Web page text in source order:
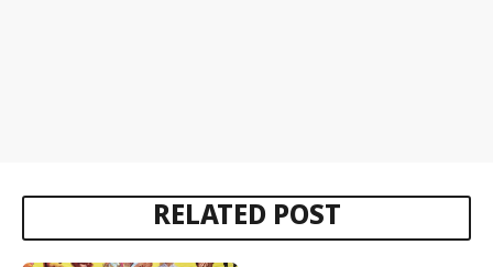
RELATED POST